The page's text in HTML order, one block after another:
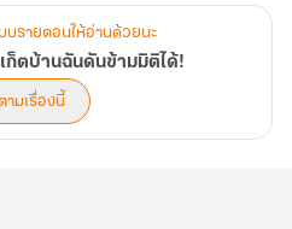
บรายตอนให้อ่านด้วยนะ
ก็ตบ้านฉันดันข้ามมิติได้!
ามเรื่องนี้